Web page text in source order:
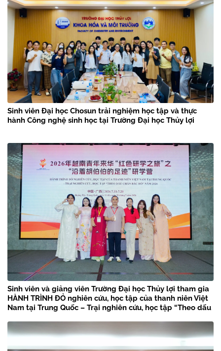
Sinh viên Đại học Chosun trải nghiệm học tập và thực
hành Công nghệ sinh học tại Trường Đại học Thủy lợi
Sinh viên và giảng viên Trường Đại học Thủy lợi tham gia
HÀNH TRÌNH ĐỎ nghiên cứu, học tập của thanh niên Việt
Nam tại Trung Quốc – Trại nghiên cứu, học tập “Theo dấu